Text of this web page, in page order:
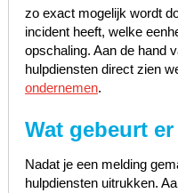
zo exact mogelijk wordt
incident heeft, welke
opschaling. Aan de hand
hulpdiensten direct zien
ondernemen.
Wat gebeurt
Nadat je een melding
hulpdiensten uitrukken.